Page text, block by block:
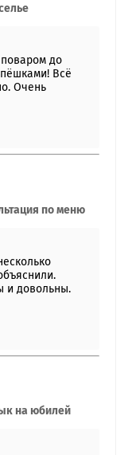
до
Всё
Очень
по меню
и довольны.
на юбилей